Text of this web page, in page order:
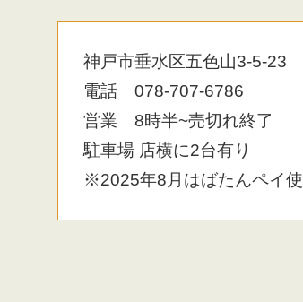
神戸市垂水区五色山3-5-23
電話 078-707-6786
営業 8時半~売切れ終了
駐車場 店横に2台有り
※2025年8月はばたんペイ